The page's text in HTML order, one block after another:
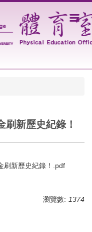
刷新歷史紀錄！
刷新歷史紀錄！.pdf
瀏覽數: 1374